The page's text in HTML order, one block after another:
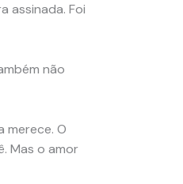
assinada. Foi
não
merece. O
Mas o amor